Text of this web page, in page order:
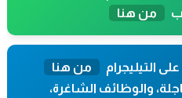
من هنا
التيليجرام
من هنا
والوظائف الشاغرة،